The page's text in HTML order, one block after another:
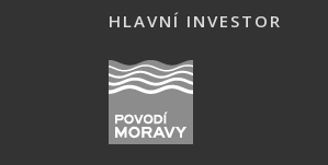
HLAVNÍ INVESTOR